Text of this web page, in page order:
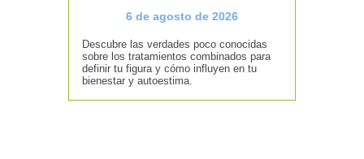
6 de agosto de 2026
Descubre las verdades poco conocidas
sobre los tratamientos combinados para
definir tu figura y cómo influyen en tu
bienestar y autoestima.